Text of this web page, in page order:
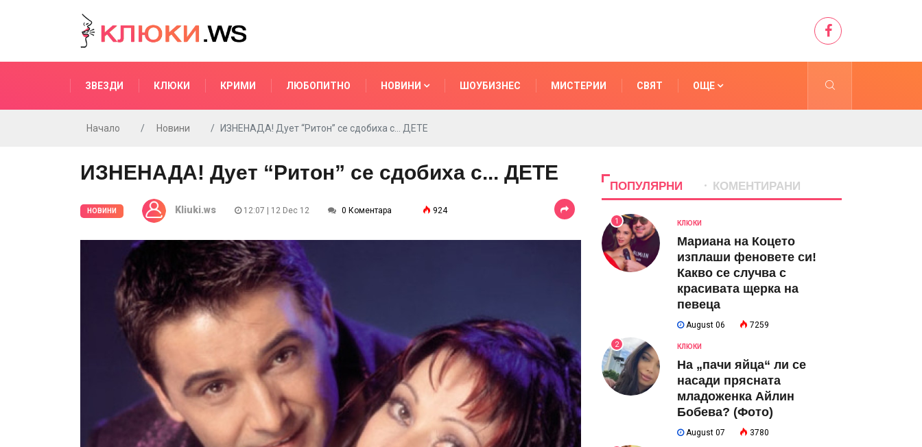
ЗВЕЗДИ КЛЮКИ КРИМИ ЛЮБОПИТНО НОВИНИ ШОУБИЗНЕС МИСТЕРИИ СВЯТ ОЩЕ
Начало Новини ИЗНЕНАДА! Дует “Ритон” се сдобиха с... ДЕТЕ
ИЗНЕНАДА! Дует “Ритон” се сдобиха с... ДЕТЕ
НОВИНИ Kliuki.ws 12:07 | 12 Dec 12 0 Коментара 924
ПОПУЛЯРНИ КОМЕНТИРАНИ
1 КЛЮКИ
Мариана на Коцето
изплаши феновете си!
Какво се случва с
красивата щерка на
певеца
August 06 7259
2 КЛЮКИ
На „пачи яйца“ ли се
насади прясната
младоженка Айлин
Бобева? (Фото)
August 07 3780